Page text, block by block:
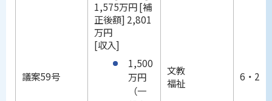
議案59号
1,575万円 [補
正後額] 2,801
万円
[収入]
1,500
万円
（一
文教
福祉
6・25